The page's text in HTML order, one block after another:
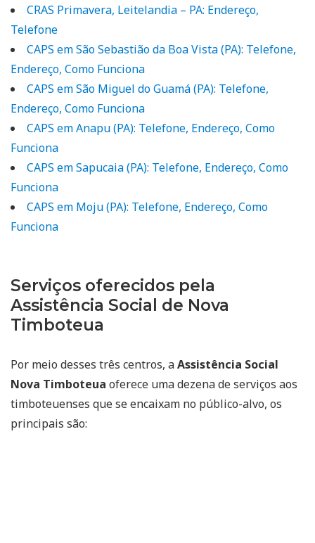
CRAS Primavera, Leitelandia – PA: Endereço,
Telefone
CAPS em São Sebastião da Boa Vista (PA): Telefone,
Endereço, Como Funciona
CAPS em São Miguel do Guamá (PA): Telefone,
Endereço, Como Funciona
CAPS em Anapu (PA): Telefone, Endereço, Como
Funciona
CAPS em Sapucaia (PA): Telefone, Endereço, Como
Funciona
CAPS em Moju (PA): Telefone, Endereço, Como
Funciona
Serviços oferecidos pela
Assistência Social de Nova
Timboteua
Por meio desses três centros, aAssistência Social
Nova Timboteua oferece uma dezena de serviços aos
timboteuenses que se encaixam no público-alvo, os
principais são: